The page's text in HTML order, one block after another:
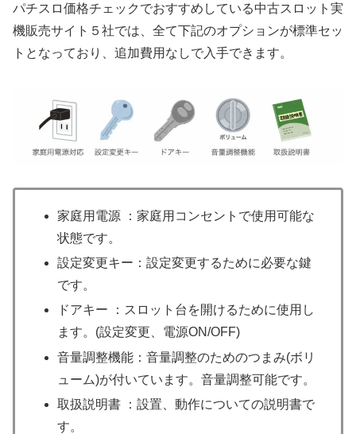
パチスロ価格チェックでおすすめしている中古スロット実
機販売サイト５社では、全て下記のオプションが標準セッ
トとなっており、追加費用なしで入手できます。
家庭用電源 ：家庭用コンセントで使用可能な
状態です。
設定変更キー：設定変更するために必要な鍵
です。
ドアキー ：スロット台を開けるために使用し
ます。(設定変更、電源ON/OFF)
音量調整機能：音量調整のためのつまみ(ボリ
ューム)が付いています。音量調整可能です。
取扱説明書 ：設置、動作についての説明書で
す。